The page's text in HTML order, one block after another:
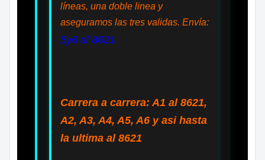
líneas, una doble linea y
aseguramos las tres validas. Envía:
5y6 al 8621
Carrera a carrera: A1 al 8621,
A2, A3, A4, A5, A6 y asi hasta
la ultima al 8621